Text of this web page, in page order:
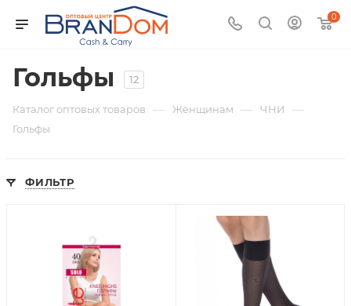
0
Гольфы 12
Каталог оптовых товаров — Женщинам — ЧНИ —
Гольфы
ФИЛЬТР